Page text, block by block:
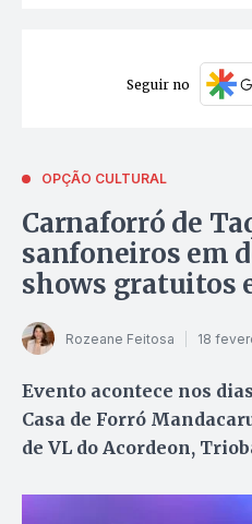
Seguir no
OPÇÃO CULTURAL
Carnaforró de
sanfoneiros em
shows gratuitos
Rozeane Feitosa 18
Evento acontece nos
Casa de Forró
de VL do Acordeon,